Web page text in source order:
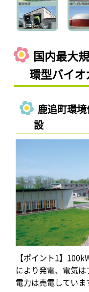
国内最大
環型バイ
鹿追町環
設
【ポイント1】
により発電、電気
電力は売電していま